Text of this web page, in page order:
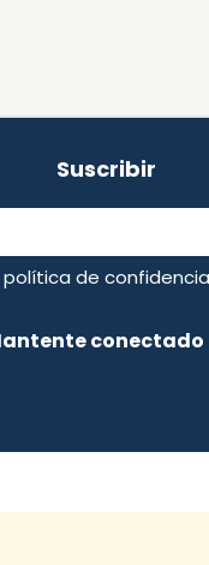
Suscribir
política de
conectado